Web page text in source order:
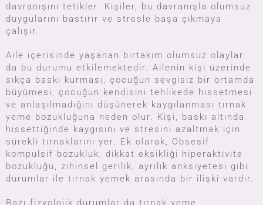
davranışını tetikler. Kişiler, bu davranışla olumsuz
duygularını bastırır ve stresle başa çıkmaya
çalışır.
Aile içerisinde yaşanan birtakım olumsuz olaylar
da bu durumu etkilemektedir. Ailenin kişi üzerinde
sıkça baskı kurması, çocuğun sevgisiz bir ortamda
büyümesi, çocuğun kendisini tehlikede hissetmesi
ve anlaşılmadığını düşünerek kaygılanması tırnak
yeme bozukluğuna neden olur. Kişi, baskı altında
hissettiğinde kaygısını ve stresini azaltmak için
sürekli tırnaklarını yer. Ek olarak, Obsesif
kompulsif bozukluk, dikkat eksikliği hiperaktivite
bozukluğu, zihinsel gerilik, ayrılık anksiyetesi gibi
durumlar ile tırnak yemek arasında bir ilişki vardır.
Bazı fizyolojik durumlar da tırnak yeme